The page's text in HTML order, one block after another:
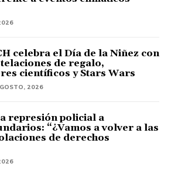
celebra el Día de la Niñez con
de regalo,
científicos y Stars Wars
2026
represión policial a
“¿Vamos a volver a las
de derechos